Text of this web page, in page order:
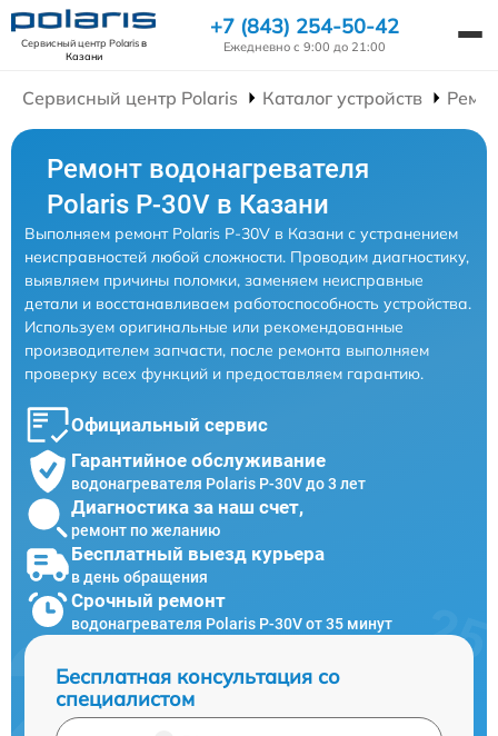
Сервисный центр Polarisв
Казани
+7 (843) 254-50-42
Ежедневно с 9:00 до 21:00
Сервисный центр Polaris Каталог устройств
Ремонт водонагревателя
Polaris P-30V в Казани
Выполняем ремонт Polaris P-30V в Казани с устранением
неисправностей любой сложности. Проводим диагностику,
выявляем причины поломки, заменяем неисправные
детали и восстанавливаем работоспособность устройства.
Используем оригинальные или рекомендованные
производителем запчасти, после ремонта выполняем
проверку всех функций и предоставляем гарантию.
Официальный сервис
Гарантийное обслуживание
водонагревателя Polaris P-30V до 3 лет
Диагностика за наш счет,
ремонт по желанию
Бесплатный выезд курьера
в день обращения
Срочный ремонт
водонагревателя Polaris P-30V от 35 минут
Бесплатная консультация со
специалистом